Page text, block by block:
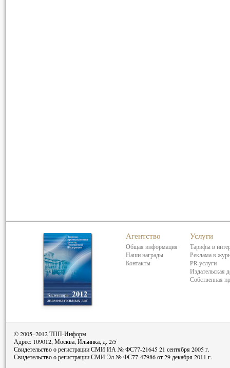
Агентство
Общая информация
Наши награды
Контакты
Услуги
Тарифы в
Реклама в
PR-услуги
Издательская
Собственная
© 2005–2012 ТПП-Информ
Адрес: 109012, Москва, Ильинка, д. 2/5
Свидетельство о регистрации СМИ ИА № ФС77-21645 21 сентября 2005 г.
Свидетельство о регистрации СМИ Эл № ФС77-47986 от 29 декабря 2011 г.